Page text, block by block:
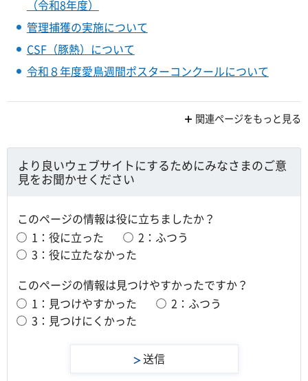
（令和8年度）
管理捕獲の実施について
CSF（豚熱）について
令和８年度愛鳥週間ポスターコンクールについて
関連ページをもっと見る
より良いウェブサイトにするためにみなさまのご意
見をお聞かせください
このページの情報は役に立ちましたか？
1：役に立った
2：ふつう
3：役に立たなかった
このページの情報は見つけやすかったですか？
1：見つけやすかった
2：ふつう
3：見つけにくかった